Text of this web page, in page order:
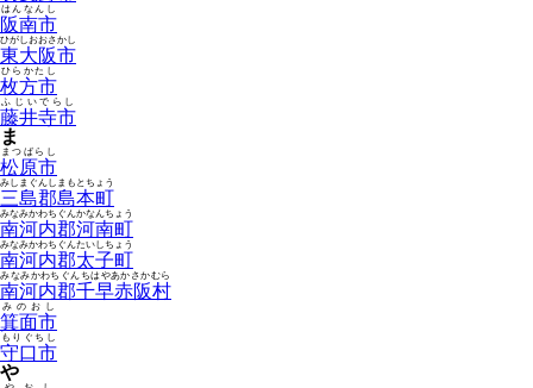
阪南市
はんなんし
東大阪市
ひがしおおさかし
枚方市
ひらかたし
藤井寺市
ふじいでらし
ま
松原市
まつばらし
三島郡島本町
みしまぐんしまもとちょう
南河内郡河南町
みなみかわちぐんかなんちょう
南河内郡太子町
みなみかわちぐんたいしちょう
南河内郡千早赤阪村
みなみかわちぐんちはやあかさかむら
箕面市
みのおし
守口市
もりぐちし
や